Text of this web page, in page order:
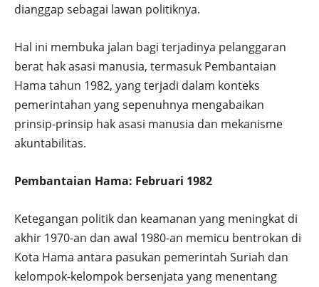
dianggap sebagai lawan politiknya.
Hal ini membuka jalan bagi terjadinya pelanggaran
berat hak asasi manusia, termasuk Pembantaian
Hama tahun 1982, yang terjadi dalam konteks
pemerintahan yang sepenuhnya mengabaikan
prinsip-prinsip hak asasi manusia dan mekanisme
akuntabilitas.
Pembantaian Hama: Februari 1982
Ketegangan politik dan keamanan yang meningkat di
akhir 1970-an dan awal 1980-an memicu bentrokan di
Kota Hama antara pasukan pemerintah Suriah dan
kelompok-kelompok bersenjata yang menentang